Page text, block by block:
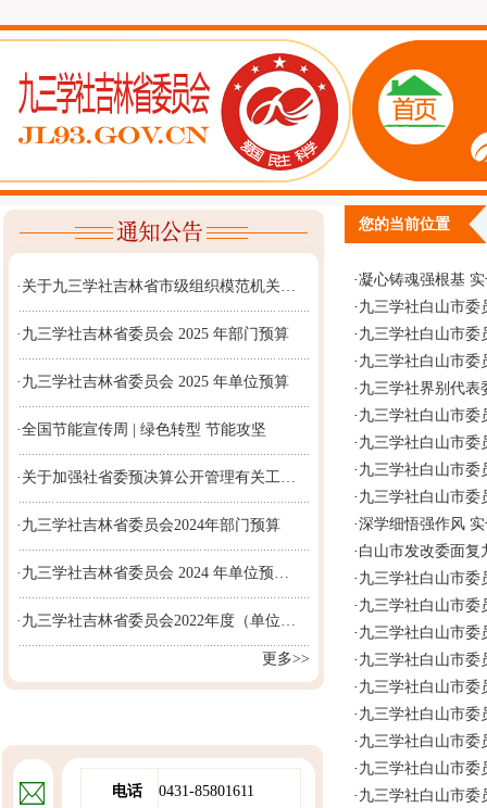
·关于九三学社吉林省市级组织模范机关…
·九三学社吉林省委员会 2025 年部门预算
·九三学社吉林省委员会 2025 年单位预算
·全国节能宣传周 | 绿色转型 节能攻坚
·关于加强社省委预决算公开管理有关工…
·九三学社吉林省委员会2024年部门预算
·九三学社吉林省委员会 2024 年单位预…
·九三学社吉林省委员会2022年度（单位…
更多>>
电话 0431-85801611
您的当前位置
·凝心铸魂强根基
· 九三学社白山市委
· 九三学社白山市委
· 九三学社白山市委
· 九三学社界别代表
· 九三学社白山市委
· 九三学社白山市委
· 九三学社白山市委
· 九三学社白山市委
·深学细悟强作风
· 白山市发改委面复
· 九三学社白山市委
· 九三学社白山市委
· 九三学社白山市委
· 九三学社白山市委
· 九三学社白山市委
· 九三学社白山市委
· 九三学社白山市委
· 九三学社白山市委
· 九三学社白山市委